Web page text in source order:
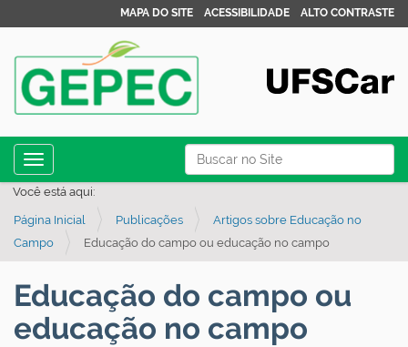
Busca
Busca Avançada…
MAPA DO SITE ACESSIBILIDADE ALTO CONTRASTE
Toggle navigation
Você está aqui:
Página Inicial Publicações
Artigos sobre Educação no
Campo
Educação do campo ou educação no campo
Educação do campo ou
educação no campo